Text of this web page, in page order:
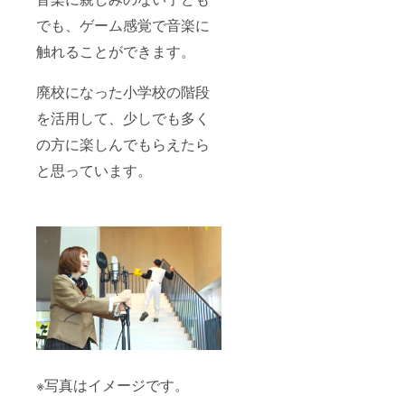
でも、ゲーム感覚で音楽に
触れることができます。
廃校になった小学校の階段
を活用して、少しでも多く
の方に楽しんでもらえたら
と思っています。
※写真はイメージです。